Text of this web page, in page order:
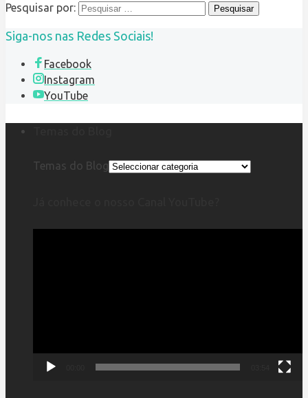
Pesquisar por:
Siga-nos nas Redes Sociais!
Facebook
Instagram
YouTube
Temas do Blog